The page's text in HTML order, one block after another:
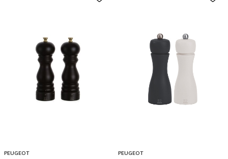
PEUGEOT PEUGEOT